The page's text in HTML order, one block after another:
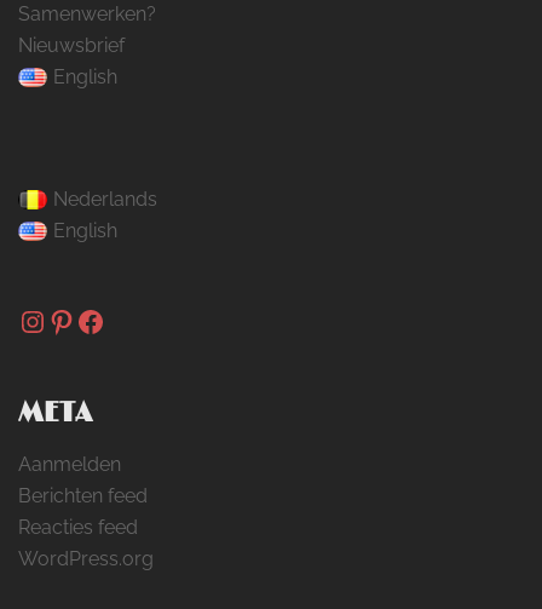
Samenwerken?
Nieuwsbrief
English
Nederlands
English
Instagram
Pinterest
Facebook
META
Aanmelden
Berichten feed
Reacties feed
WordPress.org